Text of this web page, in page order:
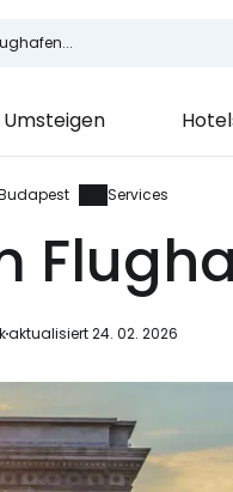
Umsteigen
Services
aktualisiert 24. 02. 2026